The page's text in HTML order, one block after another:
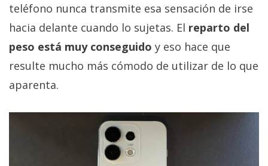
teléfono nunca transmite esa sensación de irse
hacia delante cuando lo sujetas. El reparto del
peso está muy conseguido y eso hace que
resulte mucho más cómodo de utilizar de lo que
aparenta.